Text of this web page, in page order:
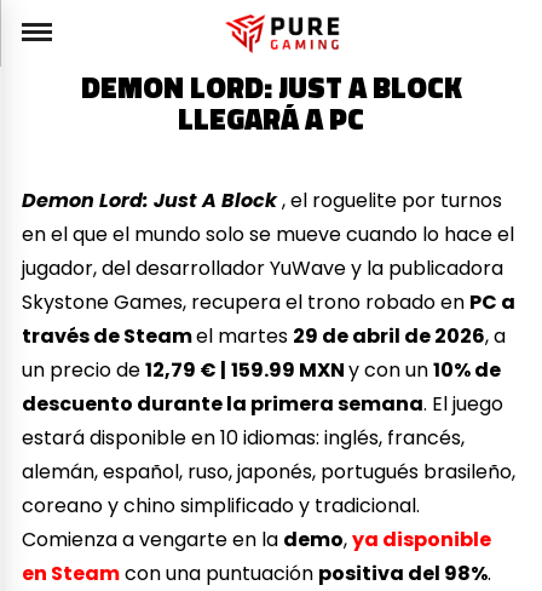
DEMON LORD: JUST A BLOCK
LLEGARÁ A PC
Demon Lord: Just A Block, el roguelite por turnos
en el que el mundo solo se mueve cuando lo hace el
jugador, del desarrollador YuWave y la publicadora
Skystone Games, recupera el trono robado en PC a
través de Steamel martes 29 de abril de 2026, a
un precio de12,79 € | 159.99 MXNy con un10% de
descuento durante la primera semana. El juego
estará disponible en 10 idiomas: inglés, francés,
alemán, español, ruso, japonés, portugués brasileño,
coreano y chino simplificado y tradicional.
Comienza a vengarte en la demo,ya disponible
en Steamcon una puntuación positiva del 98%.